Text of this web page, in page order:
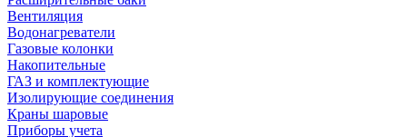
Вентиляция
Водонагреватели
Газовые колонки
Накопительные
ГАЗ и комплектующие
Изолирующие соединения
Краны шаровые
Приборы учета